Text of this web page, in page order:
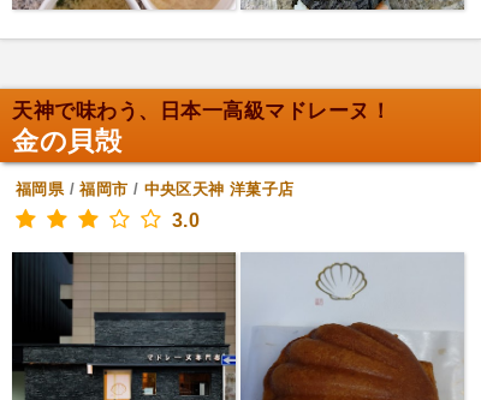
天神で味わう、日本一高級マドレーヌ！
金の貝殻
福岡県/福岡市 / 中央区天神 洋菓子店
3.0